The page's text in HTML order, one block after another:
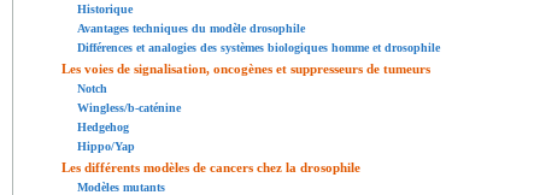
Historique
Avantages techniques du modèle drosophile
Différences et analogies des systèmes biologiques homme et drosophile
Les voies de signalisation, oncogènes et suppresseurs de tumeurs
Notch
Wingless/b-caténine
Hedgehog
Hippo/Yap
Les différents modèles de cancers chez la drosophile
Modèles mutants